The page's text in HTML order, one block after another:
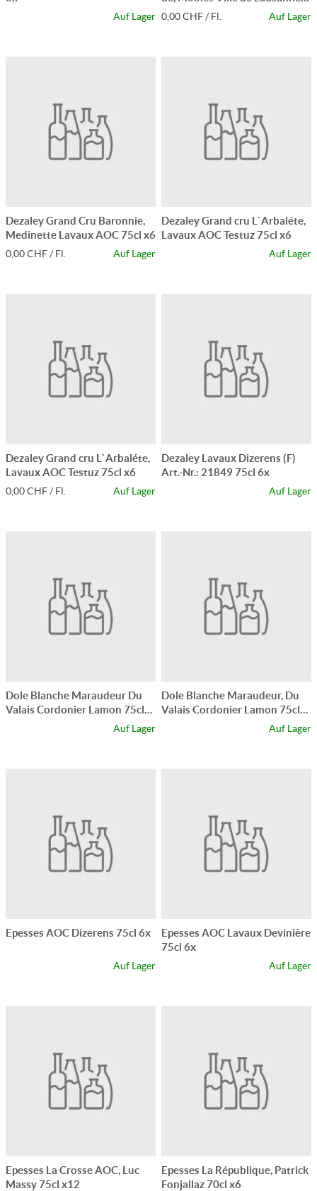
Auf Lager 70cl x6
0,00 CHF / Fl. Auf Lager
Dezaley Grand Cru Baronnie,
Medinette Lavaux AOC 75cl x6
0,00 CHF / Fl. Auf Lager
Dezaley Grand cru L`Arbaléte,
Lavaux AOC Testuz 75cl x6
Auf Lager
Dezaley Grand cru L`Arbaléte,
Lavaux AOC Testuz 75cl x6
0,00 CHF / Fl. Auf Lager
Dezaley Lavaux Dizerens (F)
Art.-Nr.: 21849 75cl 6x
Auf Lager
Dole Blanche Maraudeur Du
Valais Cordonier Lamon 75cl
Auf Lager
Dole Blanche Maraudeur, Du
Valais Cordonier Lamon 75cl
Auf Lager
Epesses AOC Dizerens 75cl 6x
Auf Lager
Epesses AOC Lavaux Devinière
75cl 6x
Auf Lager
Epesses La Crosse AOC, Luc
Massy 75cl x12
Epesses La République, Patrick
Fonjallaz 70cl x6